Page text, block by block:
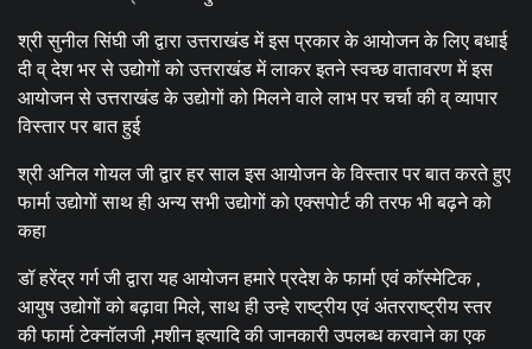
श्री सुनील सिंघी जी द्वारा उत्तराखंड में इस प्रकार के आयोजन के लिए बधाई
दी व् देश भर से उद्योगों को उत्तराखंड में लाकर इतने स्वच्छ वातावरण में इस
आयोजन से उत्तराखंड के उद्योगों को मिलने वाले लाभ पर चर्चा की व् व्यापार
विस्तार पर बात हुई
श्री अनिल गोयल जी द्वार हर साल इस आयोजन के विस्तार पर बात करते हुए
फार्मा उद्योगों साथ ही अन्य सभी उद्योगों को एक्सपोर्ट की तरफ भी बढ़ने को
कहा
डॉ हरेंद्र गर्ग जी द्वारा यह आयोजन हमारे प्रदेश के फार्मा एवं कॉस्मेटिक ,
आयुष उद्योगों को बढ़ावा मिले, साथ ही उन्हे राष्ट्रीय एवं अंतरराष्ट्रीय स्तर
की फार्मा टेक्नॉलजी ,मशीन इत्यादि की जानकारी उपलब्ध करवाने का एक